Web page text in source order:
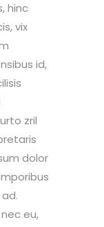
hinc
vix
id,
zril
dolor
eu,